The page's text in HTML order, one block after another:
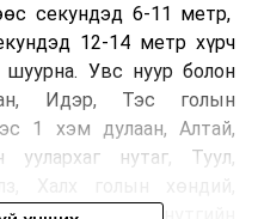
секундэд 6-11 метр,
12-14 метр хүрч
Увс нуур болон
Идэр, Тэс голын
1 хэм дулаан, Алтай,
уулархаг нутаг, Туул,
хэм, говийн бүс нутгийн